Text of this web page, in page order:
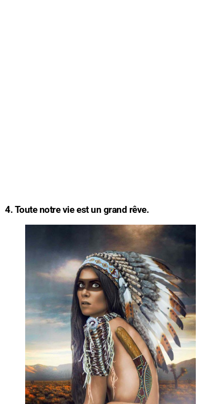
4. Toute notre vie est un grand rêve.